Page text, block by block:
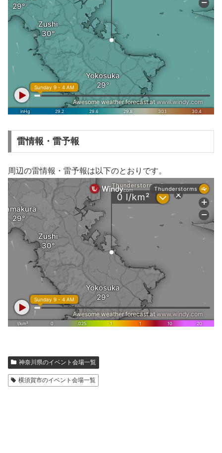
雷情報・雷予報
周辺の雷情報・雷予報は以下のとおりです。
神奈川県のイベント会場一覧
横須賀市のイベント会場一覧